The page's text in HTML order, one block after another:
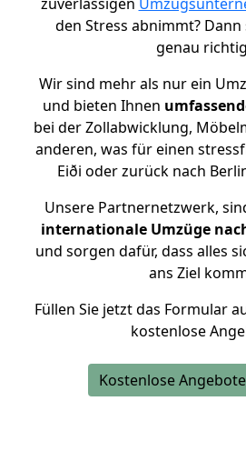
den Stress abnimmt? Dann
genau
Wir sind mehr als nur ein
und bieten Ihnen
bei der Zollabwicklung,
anderen, was für einen
Eiði oder zurück nach
Unsere Partnernetzwerk,
internationale Umzüge
und sorgen dafür, dass alles
ans Ziel
Füllen Sie jetzt das Formular
kostenlose
Kostenlose